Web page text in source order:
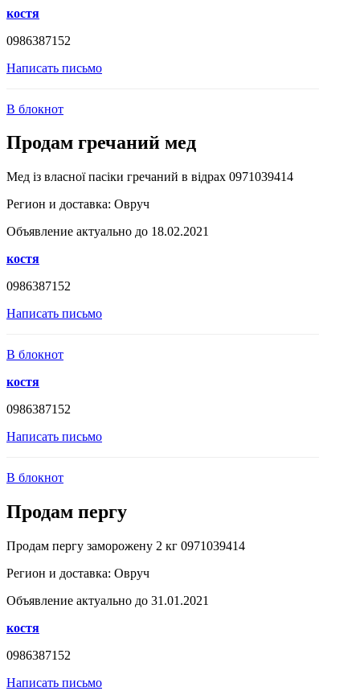
костя
0986387152
Написать письмо
В блокнот
Продам гречаний мед
Мед із власної пасіки гречаний в відрах 0971039414
Регион и доставка: Овруч
Объявление актуально до 18.02.2021
костя
0986387152
Написать письмо
В блокнот
костя
0986387152
Написать письмо
В блокнот
Продам пергу
Продам пергу заморожену 2 кг 0971039414
Регион и доставка: Овруч
Объявление актуально до 31.01.2021
костя
0986387152
Написать письмо